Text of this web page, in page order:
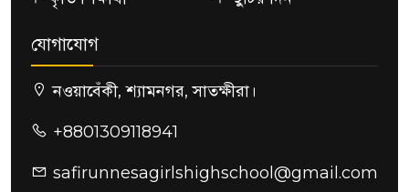
যোগাযোগ
নওয়াবেঁকী, শ্যামনগর, সাতক্ষীরা।
+8801309118941
safirunnesagirlshighschool@gmail.com